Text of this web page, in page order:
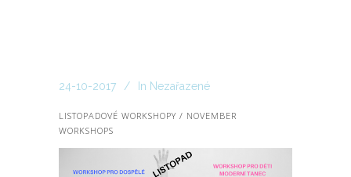
24-10-2017 In Nezařazené
LISTOPADOVÉ WORKSHOPY / NOVEMBER
WORKSHOPS